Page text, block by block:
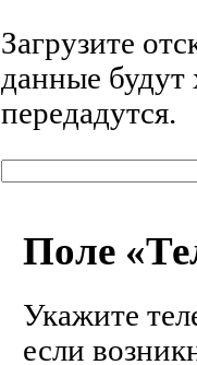
Загрузите
данные будут
передадутся.
Поле
Укажите
если